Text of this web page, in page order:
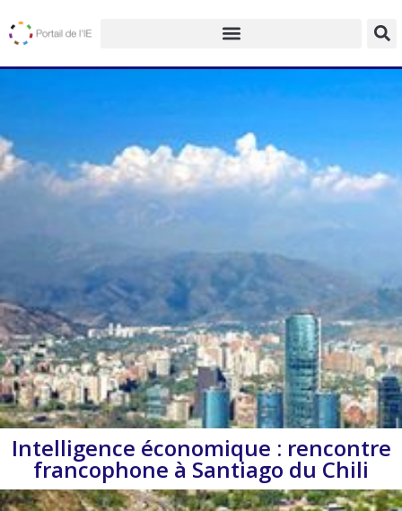
Intelligence économique : rencontre
francophone à Santiago du Chili